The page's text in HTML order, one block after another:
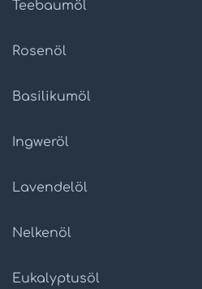
Teebaumöl
Rosenöl
Basilikumöl
Ingweröl
Lavendelöl
Nelkenöl
Eukalyptusöl